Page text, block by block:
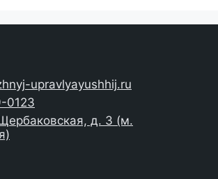
upravlyayushhij.ru
0123
д. 3 (м.